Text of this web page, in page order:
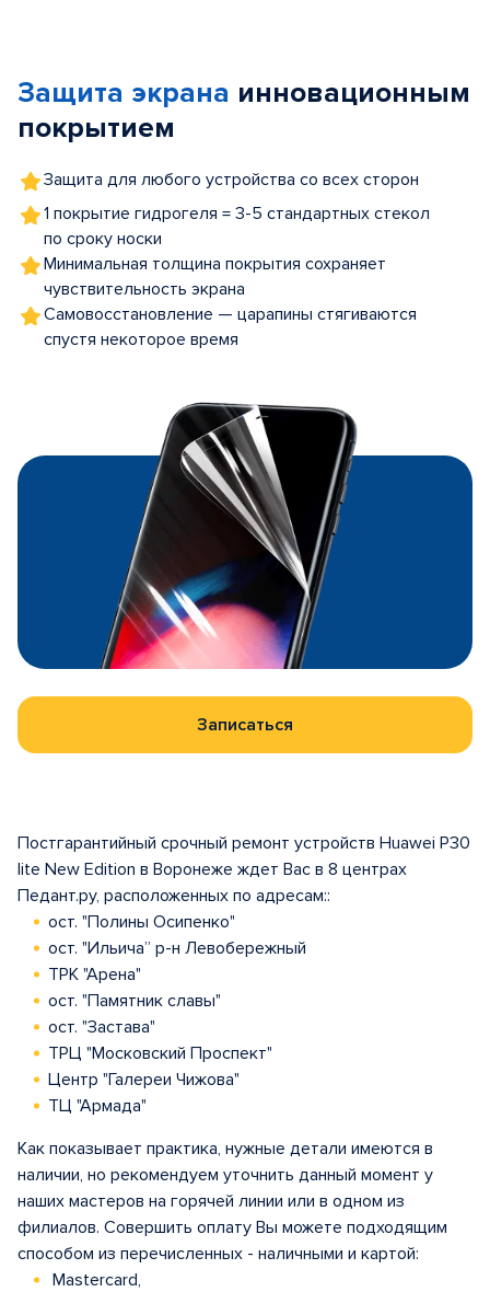
5
Защита экрана инновационным
покрытием
Защита для любого устройства со всех сторон
1 покрытие гидрогеля = 3-5 стандартных стекол
по сроку носки
Минимальная толщина покрытия сохраняет
чувствительность экрана
Самовосстановление — царапины стягиваются
спустя некоторое время
Записаться
Постгарантийный срочный ремонт устройств Huawei P30
lite New Edition в Воронеже ждет Вас в 8 центрах
Педант.ру, расположенных по адресам::
ост. "Полины Осипенко"
ост. "Ильича” р-н Левобережный
ТРК "Арена"
ост. "Памятник славы"
ост. "Застава"
ТРЦ "Московский Проспект"
Центр "Галереи Чижова"
ТЦ "Армада"
Как показывает практика, нужные детали имеются в
наличии, но рекомендуем уточнить данный момент у
наших мастеров на горячей линии или в одном из
филиалов. Совершить оплату Вы можете подходящим
способом из перечисленных - наличными и картой:
Mastercard,